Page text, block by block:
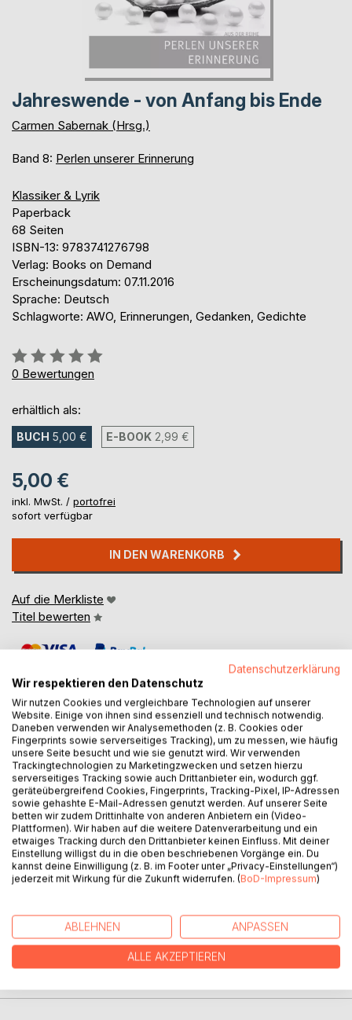
Jahreswende - von Anfang bis Ende
Carmen Sabernak (Hrsg.)
Band 8: Perlen unserer Erinnerung
Klassiker & Lyrik
Paperback
68 Seiten
ISBN-13: 9783741276798
Verlag: Books on Demand
Erscheinungsdatum: 07.11.2016
Sprache: Deutsch
Schlagworte: AWO, Erinnerungen, Gedanken, Gedichte
Bewertung::
0%
0 Bewertungen
erhältlich als:
BUCH 5,00 € E-BOOK 2,99 €
5,00 €
inkl. MwSt. / portofrei
sofort verfügbar
IN DEN WARENKORB
Auf die Merkliste
Titel bewerten
BESCHREIBUNG
Dieses Büchlein, in lesefreundlicher Schriftgröße, enthält
ausgewählte Gedichte von einer kleinen Gemeinschaft
schreibfreudiger Damen aus der AWO-Gruppe in Teltow.
Es sind "Perlen unserer Erinnerung", die nicht verloren
gehen sollen.
PRESSESTIMMEN
Datenschutzerklärung
Wir respektieren den Datenschutz
Wir nutzen Cookies und vergleichbare Technologien auf unserer
Website. Einige von ihnen sind essenziell und technisch notwendig.
Daneben verwenden wir Analysemethoden (z. B. Cookies oder
Fingerprints sowie serverseitiges Tracking), um zu messen, wie häufig
unsere Seite besucht und wie sie genutzt wird. Wir verwenden
Trackingtechnologien zu Marketingzwecken und setzen hierzu
serverseitiges Tracking sowie auch Drittanbieter ein, wodurch ggf.
geräteübergreifend Cookies, Fingerprints, Tracking-Pixel, IP-Adressen
sowie gehashte E-Mail-Adressen genutzt werden. Auf unserer Seite
betten wir zudem Drittinhalte von anderen Anbietern ein (Video-
Plattformen). Wir haben auf die weitere Datenverarbeitung und ein
etwaiges Tracking durch den Drittanbieter keinen Einfluss. Mit deiner
Einstellung willigst du in die oben beschriebenen Vorgänge ein. Du
kannst deine Einwilligung (z. B. im Footer unter „Privacy-Einstellungen“)
jederzeit mit Wirkung für die Zukunft widerrufen. (BoD-Impressum)
ABLEHNEN ANPASSEN
ALLE AKZEPTIEREN